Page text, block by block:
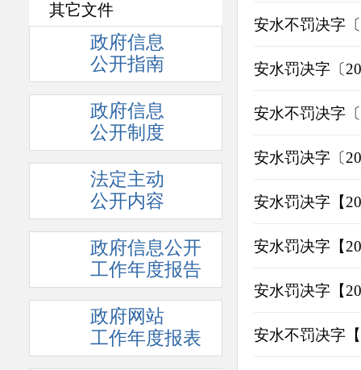
其它文件
政府信息
公开指南
政府信息
公开制度
法定主动
公开内容
政府信息公开
工作年度报告
政府网站
工作年度报表
安水不罚决字
安水罚决字〔
安水不罚决字
安水罚决字〔
安水罚决字【
安水罚决字【
安水罚决字【
安水不罚决字